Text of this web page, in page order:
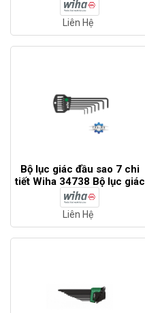
Liên Hệ
Bộ lục giác đầu sao 7 chi
tiết Wiha 34738 Bộ lục giác
đầu sao 7 chi tiết Wiha
34738
Liên Hệ